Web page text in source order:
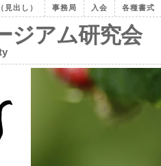
見出し） 事務局 入会 各種書式
ジアム研究会